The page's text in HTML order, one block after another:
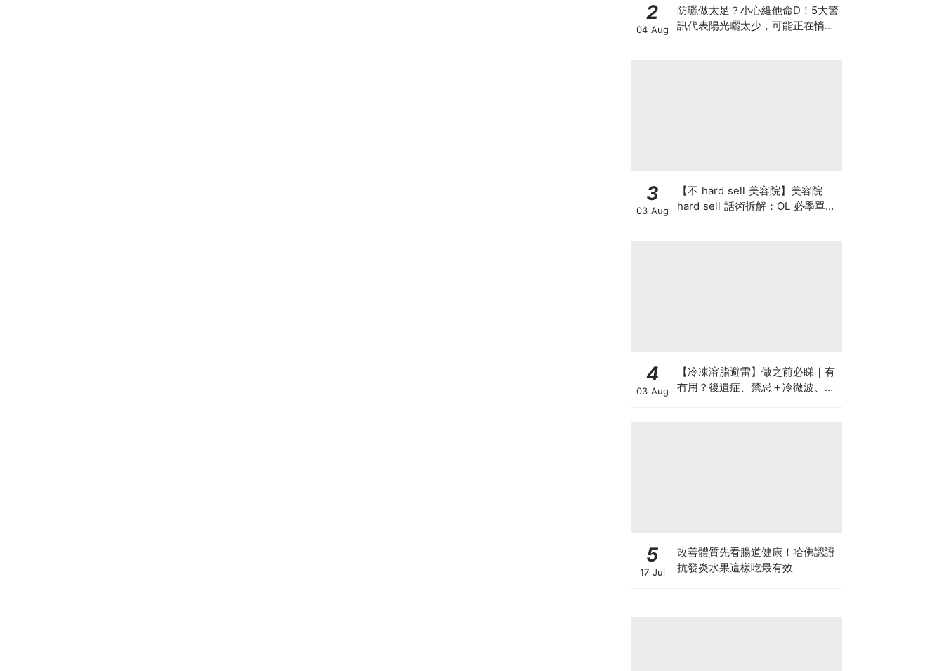
2
04 Aug
防曬做太足？小心維他命D！5大警
訊代表陽光曬太少，可能正在悄悄
3
03 Aug
【不 hard sell 美容院】美容院
hard sell 話術拆解：OL 必學單次
4
03 Aug
【冷凍溶脂避雷】做之前必睇｜有
冇用？後遺症、禁忌＋冷微波、雙
5
17 Jul
改善體質先看腸道健康！哈佛認證
抗發炎水果這樣吃最有效